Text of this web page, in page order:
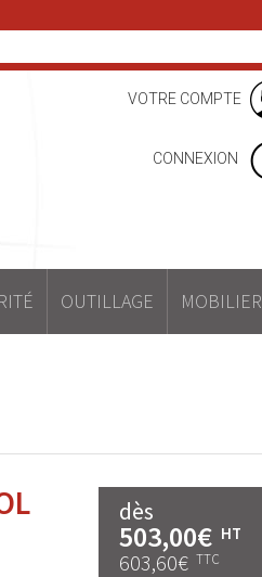
VOTRE COMPTE
CONNEXION
OUTILLAGE MOBILIER
dès
503,00€ HT
603,60€ TTC